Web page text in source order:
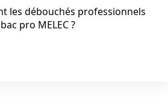
les débouchés professionnels
pro MELEC ?